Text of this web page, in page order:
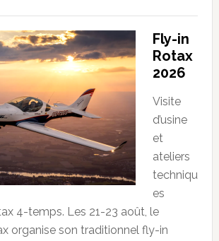
Fly-in
Rotax
2026
Visite
d’usine
et
ateliers
techniqu
es
4-temps. Les 21-23 août, le
organise son traditionnel fly-in